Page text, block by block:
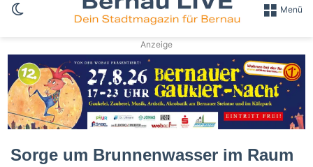
Skin umschalten Menü
Anzeige
Sorge um Brunnenwasser im Raum